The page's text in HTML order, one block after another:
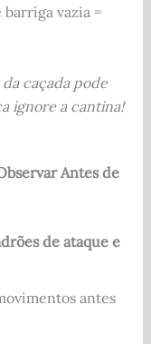
vazia =
caçada pode
ignore a cantina!
Antes de
de ataque e
antes